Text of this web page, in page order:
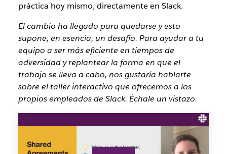
práctica hoy mismo, directamente en Slack.
El cambio ha llegado para quedarse y esto
supone, en esencia, un desafío. Para ayudar a tu
equipo a ser más eficiente en tiempos de
adversidad y replantear la forma en que el
trabajo se lleva a cabo, nos gustaría hablarte
sobre el taller interactivo que ofrecemos a los
propios empleados de Slack. Échale un vistazo.